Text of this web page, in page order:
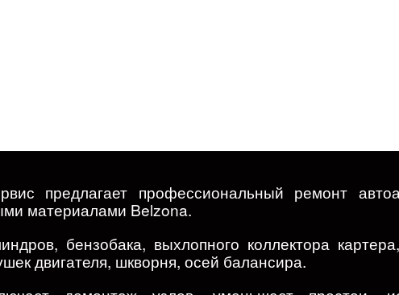
предлагает профессиональный ремонт
материалами Belzona.
бензобака, выхлопного коллектора
двигателя, шкворня, осей балансира.